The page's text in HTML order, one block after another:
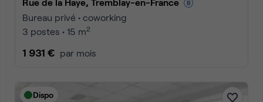
Bureau privé • coworking
3 postes • 15 m2
1 931 € par mois
Dispo